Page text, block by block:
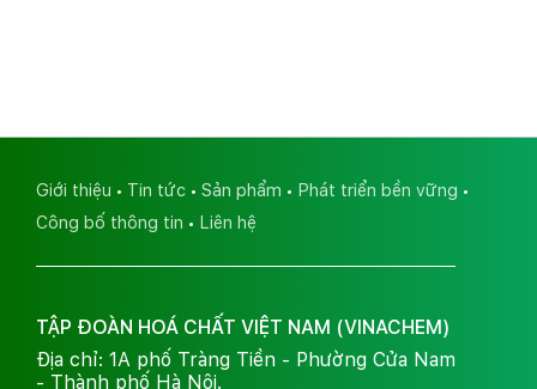
Giới thiệu Tin tức Sản phẩm
Phát triển bền vững
Công bố thông tin
Liên hệ
TẬP ĐOÀN HOÁ CHẤT VIỆT NAM (VINACHEM)
Địa chỉ: 1A phố Tràng Tiền - Phường Cửa Nam
- Thành phố Hà Nội.